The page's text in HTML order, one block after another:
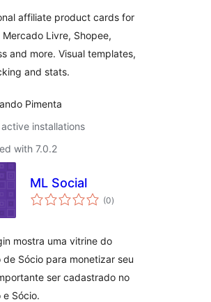
affiliate product cards for
Mercado Livre, Shopee,
and more. Visual templates,
and stats.
Pimenta
installations
with 7.0.2
ML Social
(0total
ratings
)
mostra uma vitrine do
de Sócio para monetizar seu
ser cadastrado no
e Sócio.